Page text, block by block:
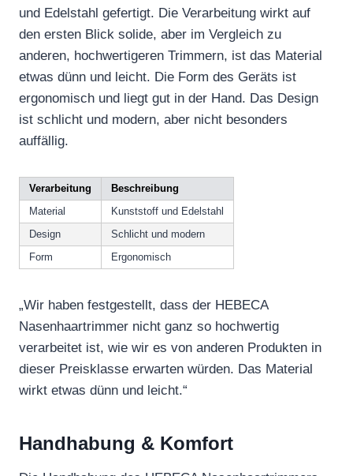
und Edelstahl gefertigt. Die Verarbeitung wirkt auf
den ersten Blick solide, aber im Vergleich zu
anderen, hochwertigeren Trimmern, ist das Material
etwas dünn und leicht. Die Form des Geräts ist
ergonomisch und liegt gut in der Hand. Das Design
ist schlicht und modern, aber nicht besonders
auffällig.
Verarbeitung
Beschreibung
Material
Kunststoff und Edelstahl
Design
Schlicht und modern
Form
Ergonomisch
„Wir haben festgestellt, dass der HEBECA
Nasenhaartrimmer nicht ganz so hochwertig
verarbeitet ist, wie wir es von anderen Produkten in
dieser Preisklasse erwarten würden. Das Material
wirkt etwas dünn und leicht.“
Handhabung & Komfort